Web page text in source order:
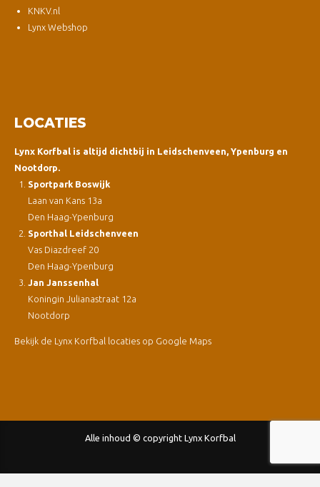
KNKV.nl
Lynx Webshop
LOCATIES
Lynx Korfbal is altijd dichtbij in Leidschenveen, Ypenburg en
Nootdorp.
Sportpark Boswijk
Laan van Kans 13a
Den Haag-Ypenburg
Sporthal Leidschenveen
Vas Diazdreef 20
Den Haag-Ypenburg
Jan Janssenhal
Koningin Julianastraat 12a
Nootdorp
Bekijk de Lynx Korfbal locaties op Google Maps
Alle inhoud © copyright Lynx Korfbal